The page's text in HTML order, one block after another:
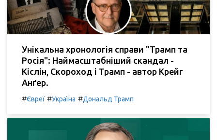
Унікальна хронологія справи "Трамп та
Росія": Наймасштабніший скандал -
Кіслін, Скороход і Трамп - автор Крейг
Анґер.
#Євреї #Україна #Дональд Трамп